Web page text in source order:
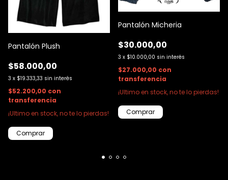
Pantalón Plush
$58.000,00
3 x $19.333,33 sin interés
$52.200,00 con
transferencia
¡Ultimo en stock, no te lo pierdas!
Comprar
Pantalón Micheria
$30.000,00
3 x $10.000,00 sin interés
$27.000,00 con
transferencia
¡Ultimo en stock, no te lo pierdas!
Comprar